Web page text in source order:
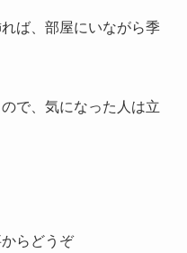
ば、部屋にいながら季
で、気になった人は立
らどうぞ